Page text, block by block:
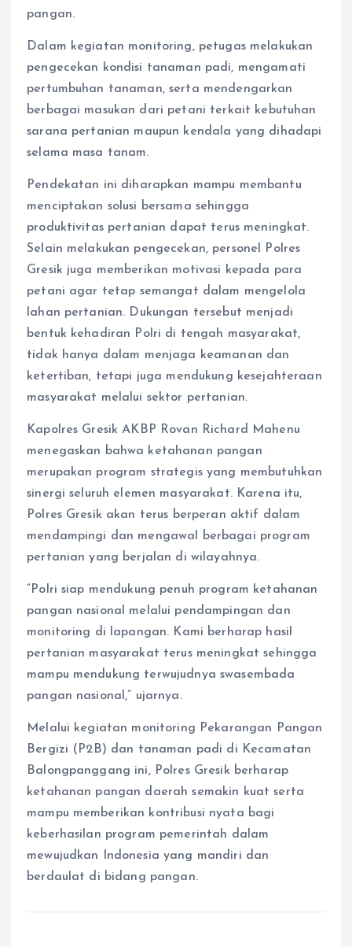
pangan.
Dalam kegiatan monitoring, petugas melakukan
pengecekan kondisi tanaman padi, mengamati
pertumbuhan tanaman, serta mendengarkan
berbagai masukan dari petani terkait kebutuhan
sarana pertanian maupun kendala yang dihadapi
selama masa tanam.
Pendekatan ini diharapkan mampu membantu
menciptakan solusi bersama sehingga
produktivitas pertanian dapat terus meningkat.
Selain melakukan pengecekan, personel Polres
Gresik juga memberikan motivasi kepada para
petani agar tetap semangat dalam mengelola
lahan pertanian. Dukungan tersebut menjadi
bentuk kehadiran Polri di tengah masyarakat,
tidak hanya dalam menjaga keamanan dan
ketertiban, tetapi juga mendukung kesejahteraan
masyarakat melalui sektor pertanian.
Kapolres Gresik AKBP Rovan Richard Mahenu
menegaskan bahwa ketahanan pangan
merupakan program strategis yang membutuhkan
sinergi seluruh elemen masyarakat. Karena itu,
Polres Gresik akan terus berperan aktif dalam
mendampingi dan mengawal berbagai program
pertanian yang berjalan di wilayahnya.
“Polri siap mendukung penuh program ketahanan
pangan nasional melalui pendampingan dan
monitoring di lapangan. Kami berharap hasil
pertanian masyarakat terus meningkat sehingga
mampu mendukung terwujudnya swasembada
pangan nasional,” ujarnya.
Melalui kegiatan monitoring Pekarangan Pangan
Bergizi (P2B) dan tanaman padi di Kecamatan
Balongpanggang ini, Polres Gresik berharap
ketahanan pangan daerah semakin kuat serta
mampu memberikan kontribusi nyata bagi
keberhasilan program pemerintah dalam
mewujudkan Indonesia yang mandiri dan
berdaulat di bidang pangan.